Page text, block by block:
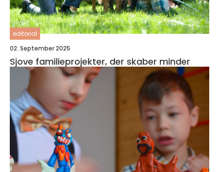
editorial
02. September 2025
Sjove familieprojekter, der skaber minder